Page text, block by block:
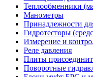
Теплообменники
Манометры
Принадлежности
Гидротесторы
Измерение и
Реле давления
Плиты
Поворотные